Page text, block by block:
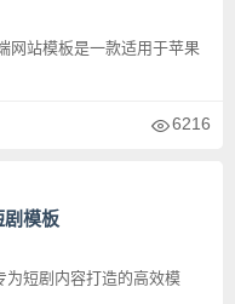
网站模板是一款适用于苹果
6216
剧模板
为短剧内容打造的高效模